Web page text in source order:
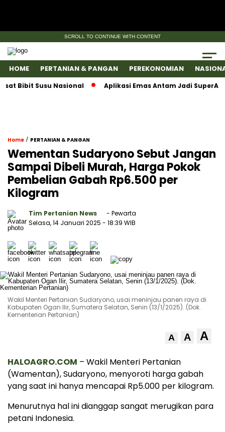
SCROLL TO CONTINUE WITH CONTENT
HOME PERTANIAN & PANGAN PEREKONOMIAN
Susu Nasional Aplikasi Emas Antam Jadi SuperApps,
Home / PERTANIAN & PANGAN
Wementan Sudaryono Sebut Jangan
Sampai Dibeli Murah, Harga Pokok
Pembelian Gabah Rp6.500 per
Kilogram
Tim Pertanian News
- Pewarta
Selasa, 14 Januari 2025 - 18:39 WIB
Wakil Menteri Pertanian Sudaryono, usai meninjau panen raya di
Kabupaten Ogan Ilir, Sumatera Selatan, Senin (13/1/2025). (Dok.
Kementerian Pertanian)
A A A
HALOAGRO.COM – Wakil Menteri Pertanian
(Wamentan), Sudaryono, menyoroti harga gabah
yang saat ini hanya mencapai Rp5.000 per kilogram.
Menurutnya hal ini dianggap sangat merugikan para
petani Indonesia.